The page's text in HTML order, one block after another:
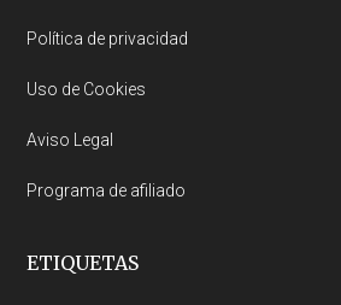
Política de privacidad
Uso de Cookies
Aviso Legal
Programa de afiliado
ETIQUETAS